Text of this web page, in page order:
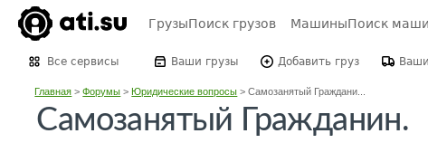
ГрузыПоиск грузов МашиныПоиск
Все сервисы Ваши грузы Добавить груз
Главная >Форумы >Юридические вопросы >Самозанятый Граждани...
Самозанятый Гражданин.